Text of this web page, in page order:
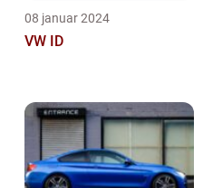
08 januar 2024
VW ID